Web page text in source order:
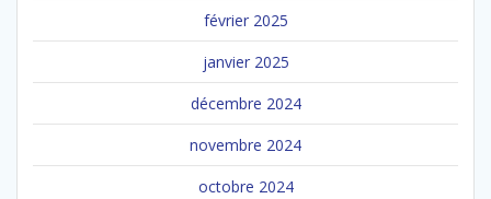
février 2025
janvier 2025
décembre 2024
novembre 2024
octobre 2024